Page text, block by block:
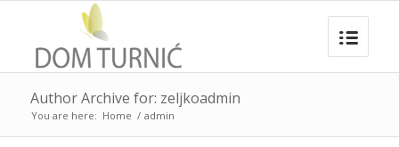
Author Archive for: zeljkoadmin
You are here: Home / admin